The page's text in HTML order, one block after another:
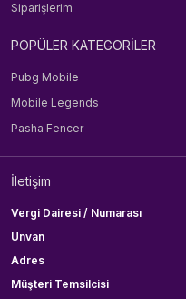
Siparişlerim
POPÜLER KATEGORİLER
Pubg Mobile
Mobile Legends
Pasha Fencer
İletişim
Vergi Dairesi / Numarası
Unvan
Adres
Müşteri Temsilcisi